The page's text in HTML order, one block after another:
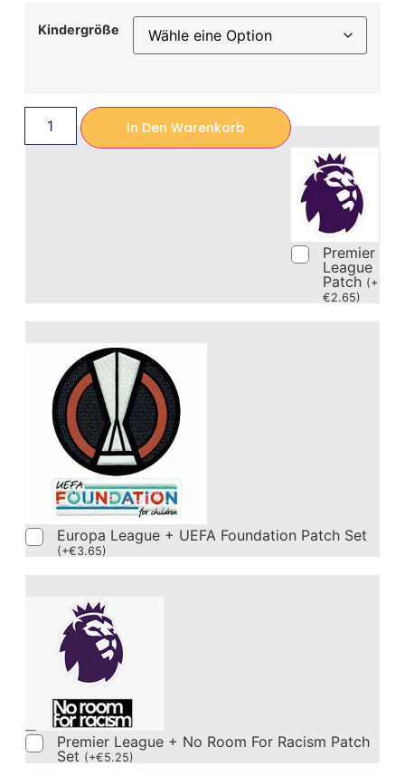
Kindergröße
In Den Warenkorb
Premier
League
Patch (+
€2.65)
Europa League + UEFA Foundation Patch Set
(+€3.65)
Premier League + No Room For Racism Patch
Set (+€5.25)